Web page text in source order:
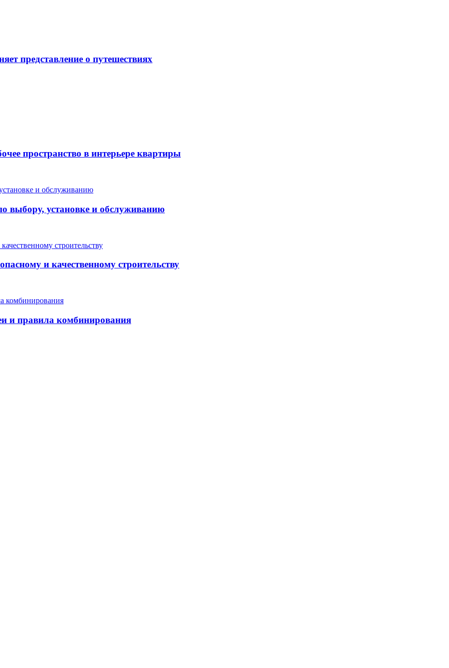
представление о путешествиях
пространство в интерьере квартиры
выбору, установке и обслуживанию
и качественному строительству
и правила комбинирования